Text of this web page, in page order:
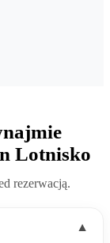
Lotnisko
rezerwacją.
▼